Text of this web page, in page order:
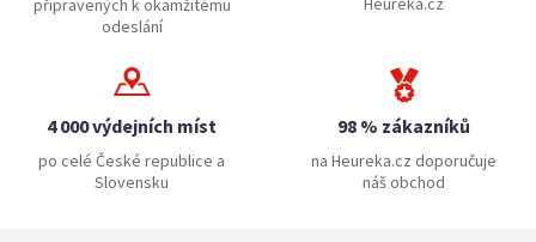
připravených k okamžitému
odeslání
4 000 výdejních míst
po celé České republice a
Slovensku
98 % zákazníků
na Heureka.cz doporučuje
náš obchod